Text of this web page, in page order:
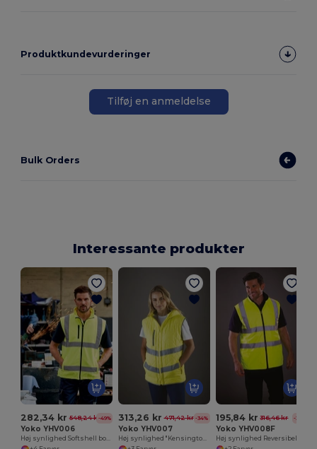
Produktkundevurderinger
Tilføj en anmeldelse
Bulk Orders
Interessante produkter
282,34 kr 548,24 kr-49%
Yoko YHV006
Høj synlighed Softshell bodywarmer
313,26 kr 471,42 kr -34%
Yoko YHV007
Høj synlighed "Kensington" Bodywarmer
195,84 kr 316,46 kr -38%
Yoko YHV008F